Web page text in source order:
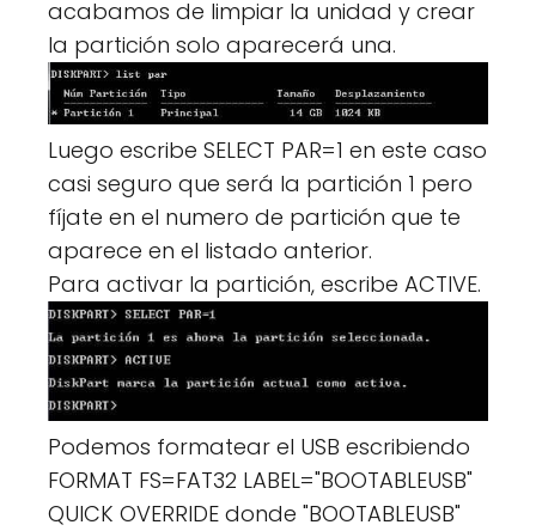
acabamos de limpiar la unidad y crear
la partición solo aparecerá una.
Luego escribe SELECT PAR=1 en este caso
casi seguro que será la partición 1 pero
fíjate en el numero de partición que te
aparece en el listado anterior.
Para activar la partición, escribe ACTIVE.
Podemos formatear el USB escribiendo
FORMAT FS=FAT32 LABEL="BOOTABLEUSB"
QUICK OVERRIDE donde "BOOTABLEUSB"